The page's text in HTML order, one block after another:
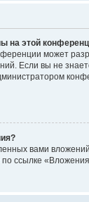
на этой
может
Если вы не
вами
ссылке